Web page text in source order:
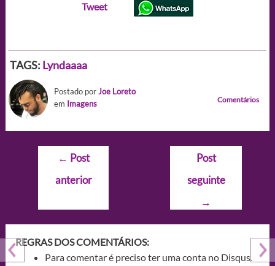
Tweet
TAGS: Lyndaaaa
Postado porJoe Loreto
em Imagens Comentários
Navegação
Post
← Post
anterior
Post
seguinte
→
REGRAS DOS COMENTÁRIOS:
Para comentar é preciso ter uma conta no Disqus.